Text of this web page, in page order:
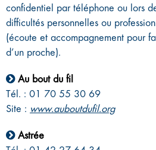
confidentiel par téléphone ou lors
difficultés personnelles ou
(écoute et accompagnement pour
d’un proche).
Au bout du fil
Tél. : 01 70 55 30 69
Site : www.auboutdufil.org
Astrée